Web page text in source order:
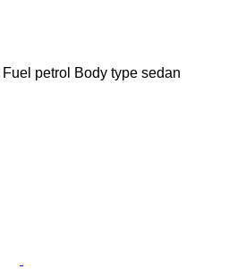
Fuel petrol Body type sedan